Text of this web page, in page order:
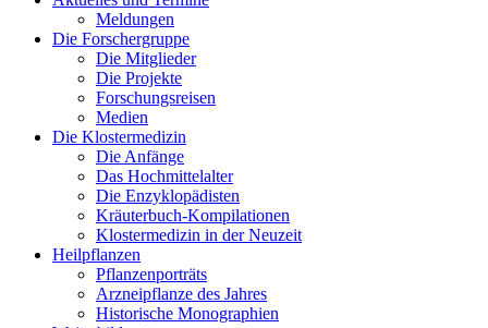
Meldungen
Die Forschergruppe
Die Mitglieder
Die Projekte
Forschungsreisen
Medien
Die Klostermedizin
Die Anfänge
Das Hochmittelalter
Die Enzyklopädisten
Kräuterbuch-Kompilationen
Klostermedizin in der Neuzeit
Heilpflanzen
Pflanzenporträts
Arzneipflanze des Jahres
Historische Monographien